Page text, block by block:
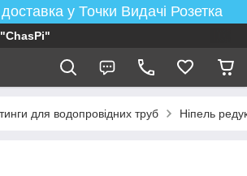
у Точки Видачі Розетка
"ChasPi"
для водопровідних труб Ніпель